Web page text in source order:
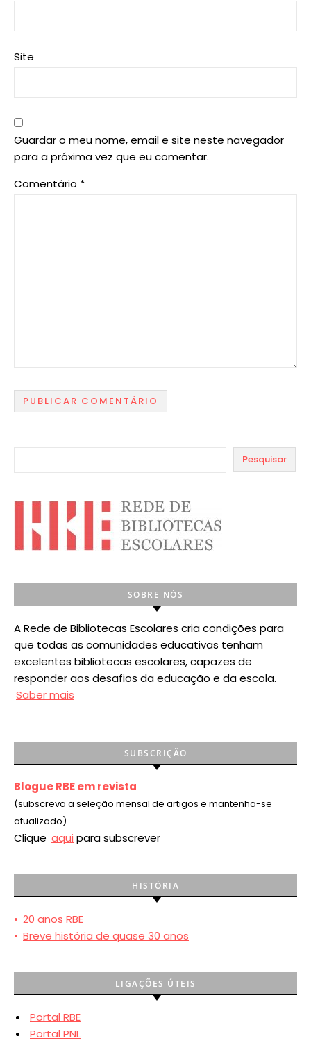
Site
Guardar o meu nome, email e site neste navegador
para a próxima vez que eu comentar.
Comentário *
Pesquisar
SOBRE NÓS
A Rede de Bibliotecas Escolares cria condições para
que todas as comunidades educativas tenham
excelentes bibliotecas escolares, capazes de
responder aos desafios da educação e da escola.
Saber mais
SUBSCRIÇÃO
Blogue RBE em revista
(subscreva a seleção mensal de artigos e mantenha-se
atualizado)
Clique aqui para subscrever
HISTÓRIA
• 20 anos RBE
• Breve história de quase 30 anos
LIGAÇÕES ÚTEIS
Portal RBE
Portal PNL